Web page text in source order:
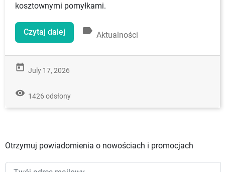
kosztownymi pomyłkami.
Czytaj dalej label Aktualności
today July 17, 2026
remove_red_eye 1426 odsłony
Otrzymuj powiadomienia o nowościach i promocjach